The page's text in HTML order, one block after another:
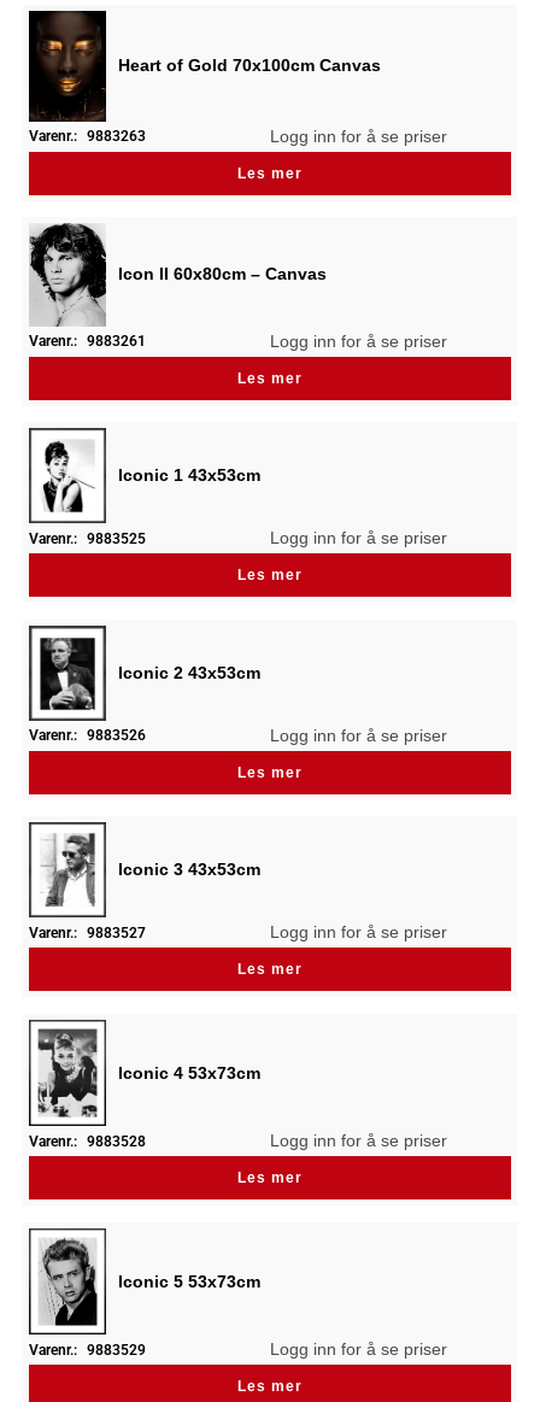
Heart of Gold 70x100cm Canvas
Varenr.: 9883263 Logg inn for å se priser
Les mer
Icon II 60x80cm – Canvas
Varenr.: 9883261 Logg inn for å se priser
Les mer
Iconic 1 43x53cm
Varenr.: 9883525 Logg inn for å se priser
Les mer
Iconic 2 43x53cm
Varenr.: 9883526 Logg inn for å se priser
Les mer
Iconic 3 43x53cm
Varenr.: 9883527 Logg inn for å se priser
Les mer
Iconic 4 53x73cm
Varenr.: 9883528 Logg inn for å se priser
Les mer
Iconic 5 53x73cm
Varenr.: 9883529 Logg inn for å se priser
Les mer